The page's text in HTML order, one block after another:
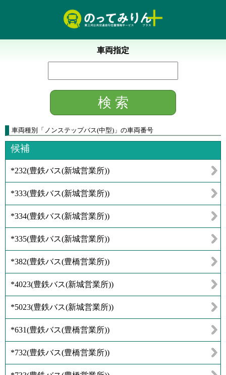
車両指定
車両種別 「 ノンステップバス(中型) 」 の車両番号
候補
*232(豊鉄バス(新城営業所))
*333(豊鉄バス(新城営業所))
*334(豊鉄バス(新城営業所))
*335(豊鉄バス(新城営業所))
*382(豊鉄バス(豊橋営業所))
*4023(豊鉄バス(新城営業所))
*5023(豊鉄バス(新城営業所))
*631(豊鉄バス(豊橋営業所))
*732(豊鉄バス(豊橋営業所))